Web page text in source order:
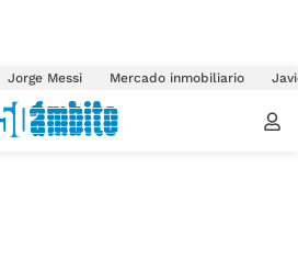
Jorge Messi Mercado inmobiliario